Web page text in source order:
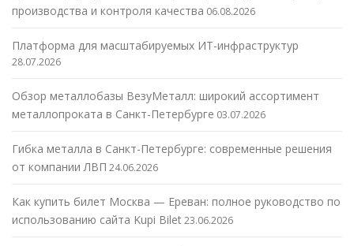
производства и контроля качества 06.08.2026
Платформа для масштабируемых ИТ-инфраструктур
28.07.2026
Обзор металлобазы ВезуМеталл: широкий ассортимент
металлопроката в Санкт-Петербурге 03.07.2026
Гибка металла в Санкт-Петербурге: современные решения
от компании ЛВП 24.06.2026
Как купить билет Москва — Ереван: полное руководство по
использованию сайта Kupi Bilet23.06.2026